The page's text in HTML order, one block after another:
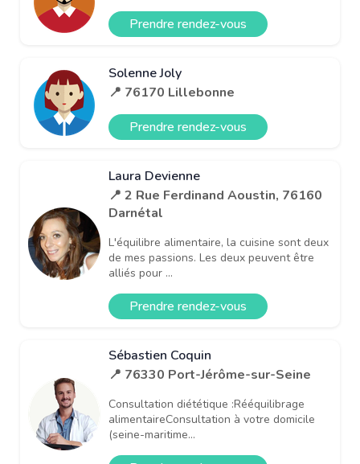
Prendre rendez-vous
Solenne Joly
📍 76170 Lillebonne
Prendre rendez-vous
Laura Devienne
📍 2 Rue Ferdinand Aoustin, 76160
Darnétal
L'équilibre alimentaire, la cuisine sont deux
de mes passions. Les deux peuvent être
alliés pour ...
Prendre rendez-vous
Sébastien Coquin
📍 76330 Port-Jérôme-sur-Seine
Consultation diététique :Rééquilibrage
alimentaireConsultation à votre domicile
(seine-maritime...